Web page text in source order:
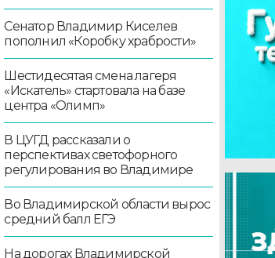
Сенатор Владимир Киселев
пополнил «Коробку храбрости»
Шестидесятая смена лагеря
«Искатель» стартовала на базе
центра «Олимп»
В ЦУГД рассказали о
перспективах светофорного
регулирования во Владимире
Во Владимирской области вырос
средний балл ЕГЭ
На дорогах Владимирской